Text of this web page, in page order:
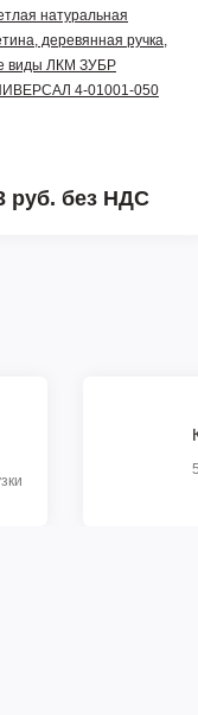
натуральная
деревянная ручка,
виды ЛКМ ЗУБР
4-01001-050
руб. без НДС